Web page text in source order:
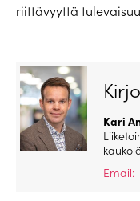
riittävyyttä
Kari
Email: